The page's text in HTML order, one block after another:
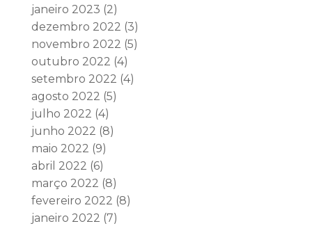
janeiro 2023 (2)
dezembro 2022 (3)
novembro 2022 (5)
outubro 2022 (4)
setembro 2022 (4)
agosto 2022 (5)
julho 2022 (4)
junho 2022 (8)
maio 2022 (9)
abril 2022 (6)
março 2022 (8)
fevereiro 2022 (8)
janeiro 2022 (7)